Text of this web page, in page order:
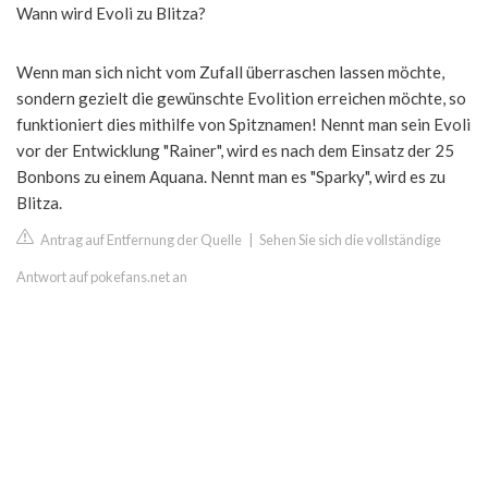
Wann wird Evoli zu Blitza?
Wenn man sich nicht vom Zufall überraschen lassen möchte,
sondern gezielt die gewünschte Evolition erreichen möchte, so
funktioniert dies mithilfe von Spitznamen! Nennt man sein Evoli
vor der Entwicklung "Rainer", wird es nach dem Einsatz der 25
Bonbons zu einem Aquana. Nennt man es "Sparky", wird es zu
Blitza.
Antrag auf Entfernung der Quelle Sehen Sie sich die vollständige
Antwort auf pokefans.net an